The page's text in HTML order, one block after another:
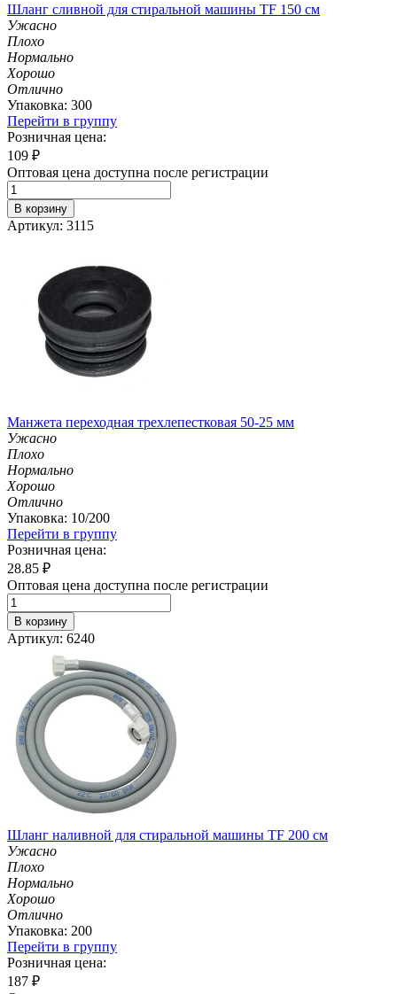
Шланг сливной для стиральной машины TF 150 см
Ужасно
Плохо
Нормально
Хорошо
Отлично
Упаковка: 300
Перейти в группу
Розничная цена:
109 ₽
Оптовая цена доступна после регистрации
В корзину
Артикул: 3115
Манжета переходная трехлепестковая 50-25 мм
Ужасно
Плохо
Нормально
Хорошо
Отлично
Упаковка: 10/200
Перейти в группу
Розничная цена:
28.85 ₽
Оптовая цена доступна после регистрации
В корзину
Артикул: 6240
Шланг наливной для стиральной машины TF 200 см
Ужасно
Плохо
Нормально
Хорошо
Отлично
Упаковка: 200
Перейти в группу
Розничная цена:
187 ₽